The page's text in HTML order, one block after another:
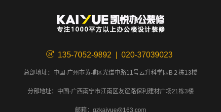
135-7052-9892 | 020-37039023
总部地址：中国·广州市黄埔区光谱中路11号云升科学园B２栋13楼
分部地址：中国·广西南宁市江南区友谊路保利建材广场21栋3楼
邮箱：gzkaiyue@163.com